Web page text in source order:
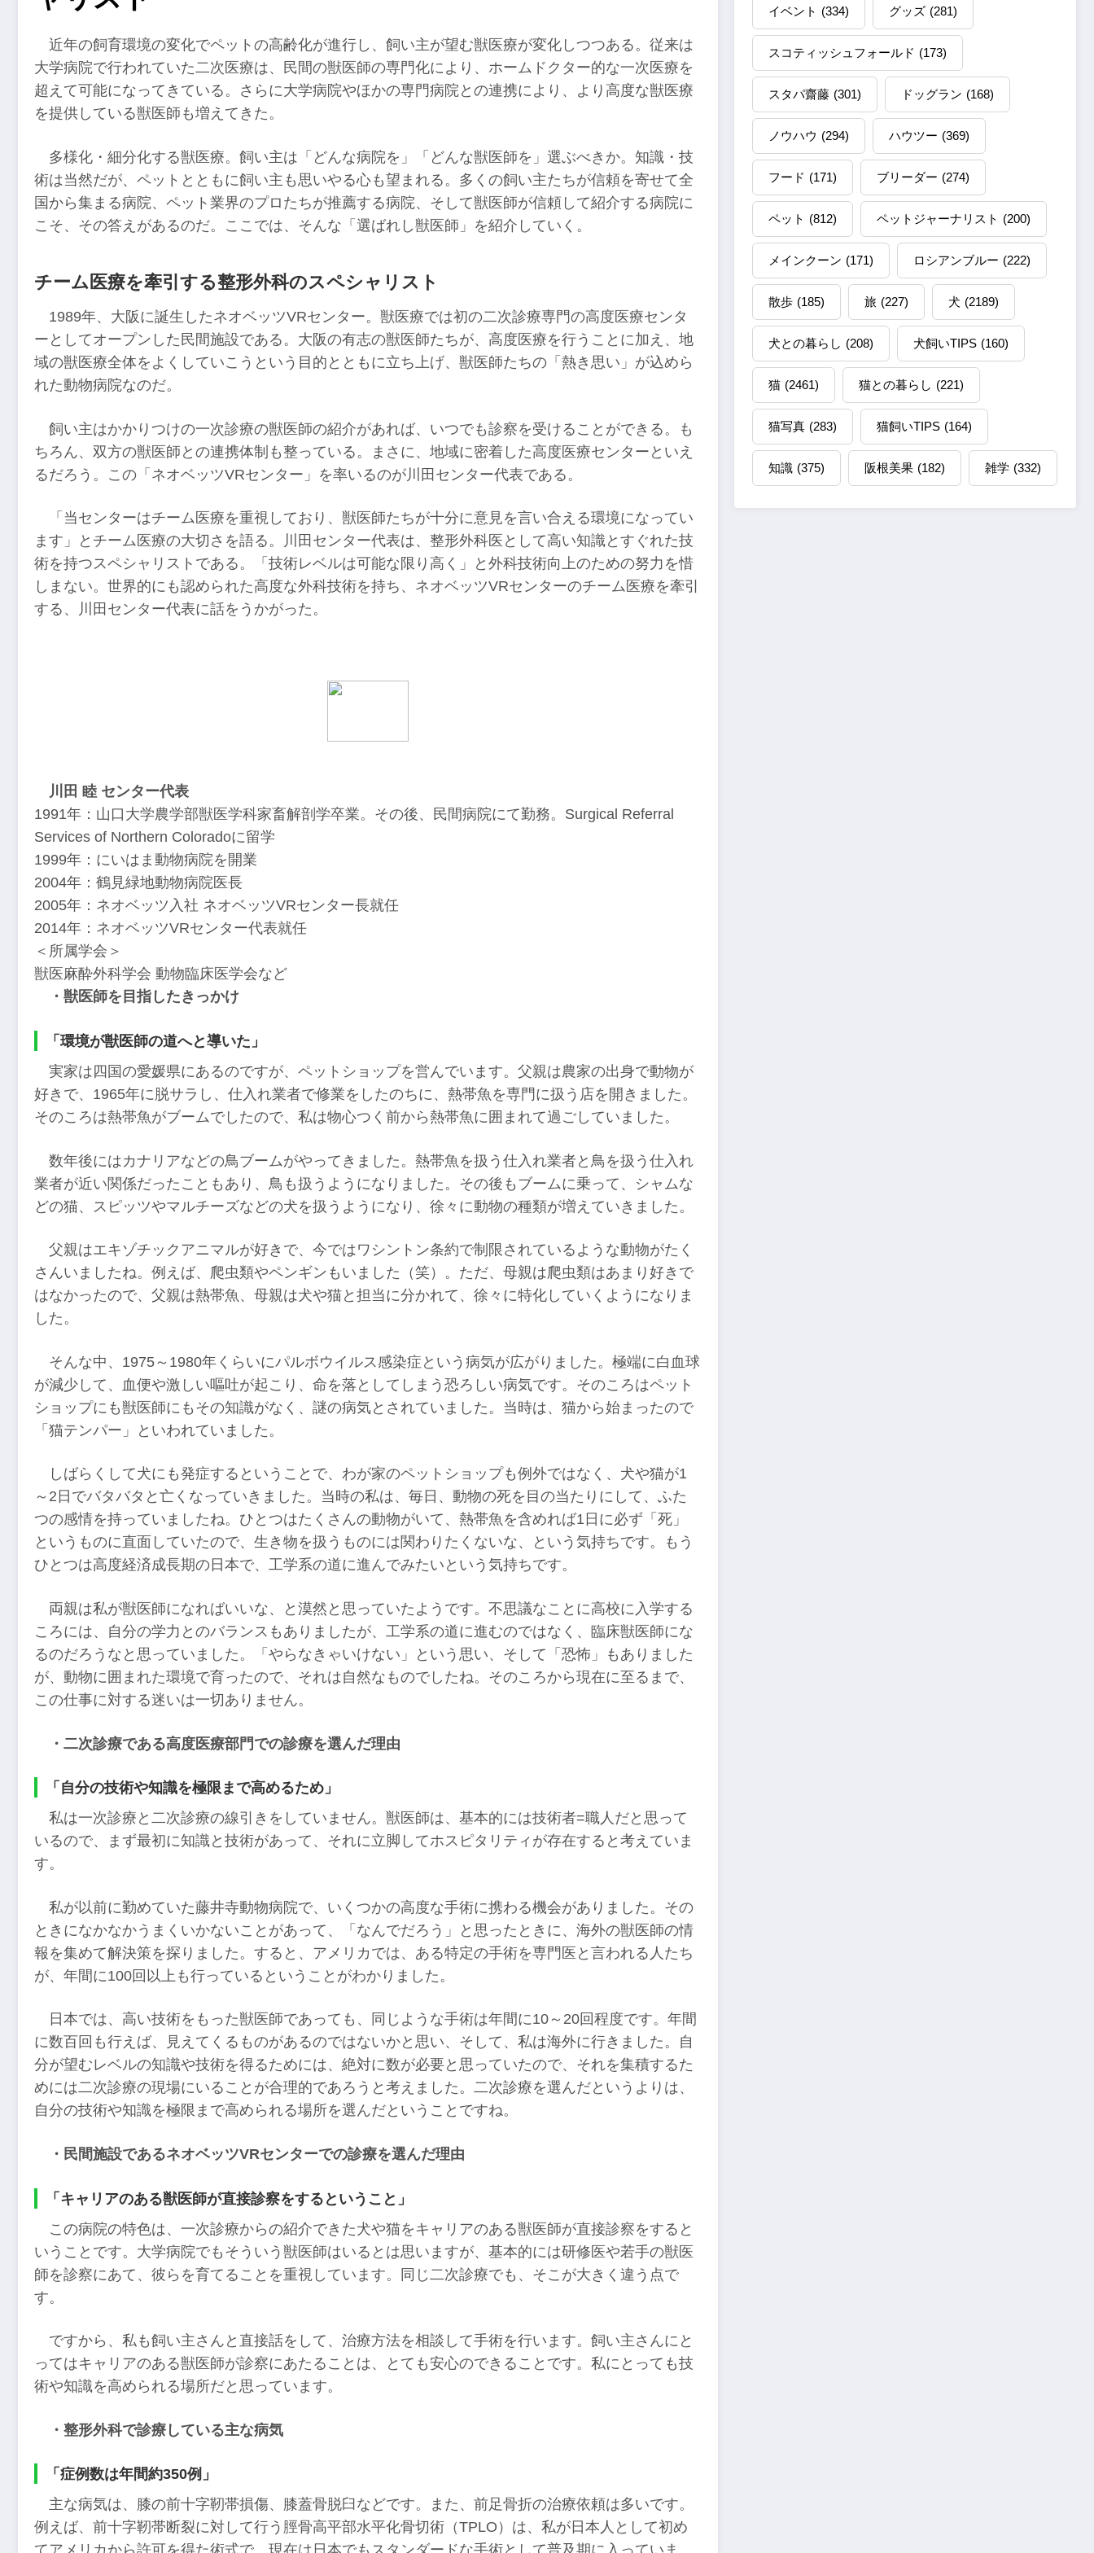
近年の飼育環境の変化でペットの高齢化が進行し、飼い主が望む獣医療が変化しつつある。従来は
大学病院で行われていた二次医療は、民間の獣医師の専門化により、ホームドクター的な一次医療を
超えて可能になってきている。さらに大学病院やほかの専門病院との連携により、より高度な獣医療
を提供している獣医師も増えてきた。
多様化・細分化する獣医療。飼い主は「どんな病院を」「どんな獣医師を」選ぶべきか。知識・技
術は当然だが、ペットとともに飼い主も思いやる心も望まれる。多くの飼い主たちが信頼を寄せて全
国から集まる病院、ペット業界のプロたちが推薦する病院、そして獣医師が信頼して紹介する病院に
こそ、その答えがあるのだ。ここでは、そんな「選ばれし獣医師」を紹介していく。
チーム医療を牽引する整形外科のスペシャリスト
1989年、大阪に誕生したネオベッツVRセンター。獣医療では初の二次診療専門の高度医療センタ
ーとしてオープンした民間施設である。大阪の有志の獣医師たちが、高度医療を行うことに加え、地
域の獣医療全体をよくしていこうという目的とともに立ち上げ、獣医師たちの「熱き思い」が込めら
れた動物病院なのだ。
飼い主はかかりつけの一次診療の獣医師の紹介があれば、いつでも診察を受けることができる。も
ちろん、双方の獣医師との連携体制も整っている。まさに、地域に密着した高度医療センターといえ
るだろう。この「ネオベッツVRセンター」を率いるのが川田センター代表である。
「当センターはチーム医療を重視しており、獣医師たちが十分に意見を言い合える環境になってい
ます」とチーム医療の大切さを語る。川田センター代表は、整形外科医として高い知識とすぐれた技
術を持つスペシャリストである。「技術レベルは可能な限り高く」と外科技術向上のための努力を惜
しまない。世界的にも認められた高度な外科技術を持ち、ネオベッツVRセンターのチーム医療を牽引
する、川田センター代表に話をうかがった。
川田 睦 センター代表
1991年：山口大学農学部獣医学科家畜解剖学卒業。その後、民間病院にて勤務。Surgical Referral
Services of Northern Coloradoに留学
1999年：にいはま動物病院を開業
2004年：鶴見緑地動物病院医長
2005年：ネオベッツ入社 ネオベッツVRセンター長就任
2014年：ネオベッツVRセンター代表就任
＜所属学会＞
獣医麻酔外科学会 動物臨床医学会など
・獣医師を目指したきっかけ
「環境が獣医師の道へと導いた」
実家は四国の愛媛県にあるのですが、ペットショップを営んでいます。父親は農家の出身で動物が
好きで、1965年に脱サラし、仕入れ業者で修業をしたのちに、熱帯魚を専門に扱う店を開きました。
そのころは熱帯魚がブームでしたので、私は物心つく前から熱帯魚に囲まれて過ごしていました。
数年後にはカナリアなどの鳥ブームがやってきました。熱帯魚を扱う仕入れ業者と鳥を扱う仕入れ
業者が近い関係だったこともあり、鳥も扱うようになりました。その後もブームに乗って、シャムな
どの猫、スピッツやマルチーズなどの犬を扱うようになり、徐々に動物の種類が増えていきました。
父親はエキゾチックアニマルが好きで、今ではワシントン条約で制限されているような動物がたく
さんいましたね。例えば、爬虫類やペンギンもいました（笑）。ただ、母親は爬虫類はあまり好きで
はなかったので、父親は熱帯魚、母親は犬や猫と担当に分かれて、徐々に特化していくようになりま
した。
そんな中、1975～1980年くらいにパルボウイルス感染症という病気が広がりました。極端に白血球
が減少して、血便や激しい嘔吐が起こり、命を落としてしまう恐ろしい病気です。そのころはペット
ショップにも獣医師にもその知識がなく、謎の病気とされていました。当時は、猫から始まったので
「猫テンパー」といわれていました。
しばらくして犬にも発症するということで、わが家のペットショップも例外ではなく、犬や猫が1
～2日でバタバタと亡くなっていきました。当時の私は、毎日、動物の死を目の当たりにして、ふた
つの感情を持っていましたね。ひとつはたくさんの動物がいて、熱帯魚を含めれば1日に必ず「死」
というものに直面していたので、生き物を扱うものには関わりたくないな、という気持ちです。もう
ひとつは高度経済成長期の日本で、工学系の道に進んでみたいという気持ちです。
両親は私が獣医師になればいいな、と漠然と思っていたようです。不思議なことに高校に入学する
ころには、自分の学力とのバランスもありましたが、工学系の道に進むのではなく、臨床獣医師にな
るのだろうなと思っていました。「やらなきゃいけない」という思い、そして「恐怖」もありました
が、動物に囲まれた環境で育ったので、それは自然なものでしたね。そのころから現在に至るまで、
この仕事に対する迷いは一切ありません。
・二次診療である高度医療部門での診療を選んだ理由
「自分の技術や知識を極限まで高めるため」
私は一次診療と二次診療の線引きをしていません。獣医師は、基本的には技術者=職人だと思って
いるので、まず最初に知識と技術があって、それに立脚してホスピタリティが存在すると考えていま
す。
私が以前に勤めていた藤井寺動物病院で、いくつかの高度な手術に携わる機会がありました。その
ときになかなかうまくいかないことがあって、「なんでだろう」と思ったときに、海外の獣医師の情
報を集めて解決策を探りました。すると、アメリカでは、ある特定の手術を専門医と言われる人たち
が、年間に100回以上も行っているということがわかりました。
日本では、高い技術をもった獣医師であっても、同じような手術は年間に10～20回程度です。年間
に数百回も行えば、見えてくるものがあるのではないかと思い、そして、私は海外に行きました。自
分が望むレベルの知識や技術を得るためには、絶対に数が必要と思っていたので、それを集積するた
めには二次診療の現場にいることが合理的であろうと考えました。二次診療を選んだというよりは、
自分の技術や知識を極限まで高められる場所を選んだということですね。
・民間施設であるネオベッツVRセンターでの診療を選んだ理由
「キャリアのある獣医師が直接診察をするということ」
この病院の特色は、一次診療からの紹介できた犬や猫をキャリアのある獣医師が直接診察をすると
いうことです。大学病院でもそういう獣医師はいるとは思いますが、基本的には研修医や若手の獣医
師を診察にあて、彼らを育てることを重視しています。同じ二次診療でも、そこが大きく違う点で
す。
ですから、私も飼い主さんと直接話をして、治療方法を相談して手術を行います。飼い主さんにと
ってはキャリアのある獣医師が診察にあたることは、とても安心のできることです。私にとっても技
術や知識を高められる場所だと思っています。
・整形外科で診療している主な病気
「症例数は年間約350例」
主な病気は、膝の前十字靭帯損傷、膝蓋骨脱臼などです。また、前足骨折の治療依頼は多いです。
例えば、前十字靭帯断裂に対して行う脛骨高平部水平化骨切術（TPLO）は、私が日本人として初め
イベント (334) グッズ (281)
スコティッシュフォールド (173)
スタパ齋藤 (301) ドッグラン (168)
ノウハウ (294) ハウツー (369)
フード (171) ブリーダー (274)
ペット (812) ペットジャーナリスト (200)
メインクーン (171) ロシアンブルー (222)
散歩 (185) 旅 (227) 犬 (2189)
犬との暮らし (208) 犬飼いTIPS (160)
猫 (2461) 猫との暮らし (221)
猫写真 (283) 猫飼いTIPS (164)
知識 (375) 阪根美果 (182) 雑学 (332)